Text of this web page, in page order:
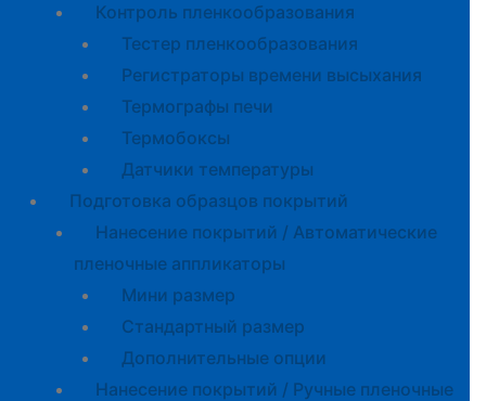
Контроль пленкообразования
Тестер пленкообразования
Регистраторы времени высыхания
Термографы печи
Термобоксы
Датчики температуры
Подготовка образцов покрытий
Нанесение покрытий / Автоматические
пленочные аппликаторы
Мини размер
Стандартный размер
Дополнительные опции
Нанесение покрытий / Ручные пленочные